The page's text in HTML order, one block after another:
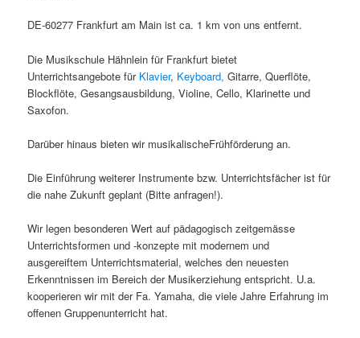
DE-60277 Frankfurt am Main ist ca. 1 km von uns entfernt.
Die Musikschule Hähnlein für Frankfurt bietet
Unterrichtsangebote für Klavier, Keyboard,Gitarre, Querflöte,
Blockflöte, Gesangsausbildung, Violine, Cello, Klarinette und
Saxofon.
Darüber hinaus bieten wir musikalischeFrühförderung an.
Die Einführung weiterer Instrumente bzw. Unterrichtsfächer ist für
die nahe Zukunft geplant (Bitte anfragen!).
Wir legen besonderen Wert auf pädagogisch zeitgemässe
Unterrichtsformen und -konzepte mit modernem und
ausgereiftem Unterrichtsmaterial, welches den neuesten
Erkenntnissen im Bereich der Musikerziehung entspricht. U.a.
kooperieren wir mit der Fa. Yamaha, die viele Jahre Erfahrung im
offenen Gruppenunterricht hat.